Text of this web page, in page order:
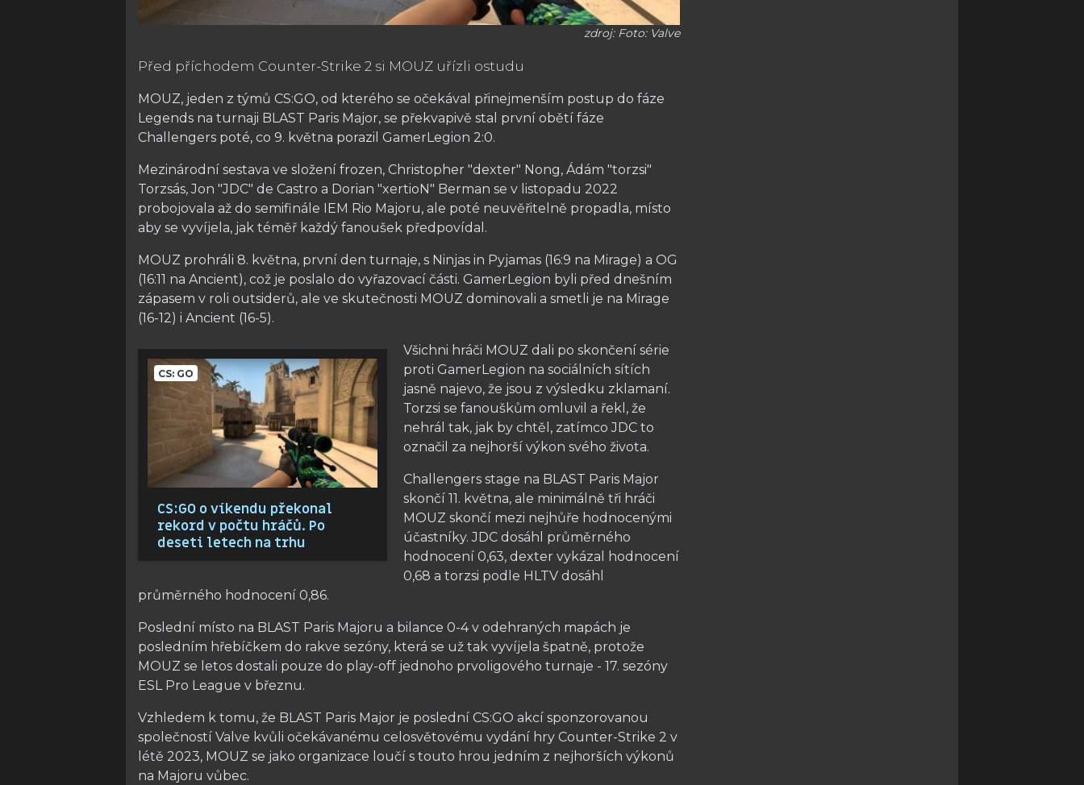
zdroj: Foto: Valve
Před příchodem Counter-Strike 2 si MOUZ uřízli ostudu
MOUZ, jeden z týmů CS:GO, od kterého se očekával přinejmenším postup do fáze
Legends na turnaji BLAST Paris Major, se překvapivě stal první obětí fáze
Challengers poté, co 9. května porazil GamerLegion 2:0.
Mezinárodní sestava ve složení frozen, Christopher "dexter" Nong, Ádám "torzsi"
Torzsás, Jon "JDC" de Castro a Dorian "xertioN" Berman se v listopadu 2022
probojovala až do semifinále IEM Rio Majoru, ale poté neuvěřitelně propadla, místo
aby se vyvíjela, jak téměř každý fanoušek předpovídal.
MOUZ prohráli 8. května, první den turnaje, s Ninjas in Pyjamas (16:9 na Mirage) a OG
(16:11 na Ancient), což je poslalo do vyřazovací části. GamerLegion byli před dnešním
zápasem v roli outsiderů, ale ve skutečnosti MOUZ dominovali a smetli je na Mirage
(16-12) i Ancient (16-5).
CS: GO
CS:GO o víkendu překonal
rekord v počtu hráčů. Po
deseti letech na trhu
Všichni hráči MOUZ dali po skončení série
proti GamerLegion na sociálních sítích
jasně najevo, že jsou z výsledku zklamaní.
Torzsi se fanouškům omluvil a řekl, že
nehrál tak, jak by chtěl, zatímco JDC to
označil za nejhorší výkon svého života.
Challengers stage na BLAST Paris Major
skončí 11. května, ale minimálně tři hráči
MOUZ skončí mezi nejhůře hodnocenými
účastníky. JDC dosáhl průměrného
hodnocení 0,63, dexter vykázal hodnocení
0,68 a torzsi podle HLTV dosáhl
průměrného hodnocení 0,86.
Poslední místo na BLAST Paris Majoru a bilance 0-4 v odehraných mapách je
posledním hřebíčkem do rakve sezóny, která se už tak vyvíjela špatně, protože
MOUZ se letos dostali pouze do play-off jednoho prvoligového turnaje - 17. sezóny
ESL Pro League v březnu.
Vzhledem k tomu, že BLAST Paris Major je poslední CS:GO akcí sponzorovanou
společností Valve kvůli očekávanému celosvětovému vydání hry Counter-Strike 2 v
létě 2023, MOUZ se jako organizace loučí s touto hrou jedním z nejhorších výkonů
na Majoru vůbec.